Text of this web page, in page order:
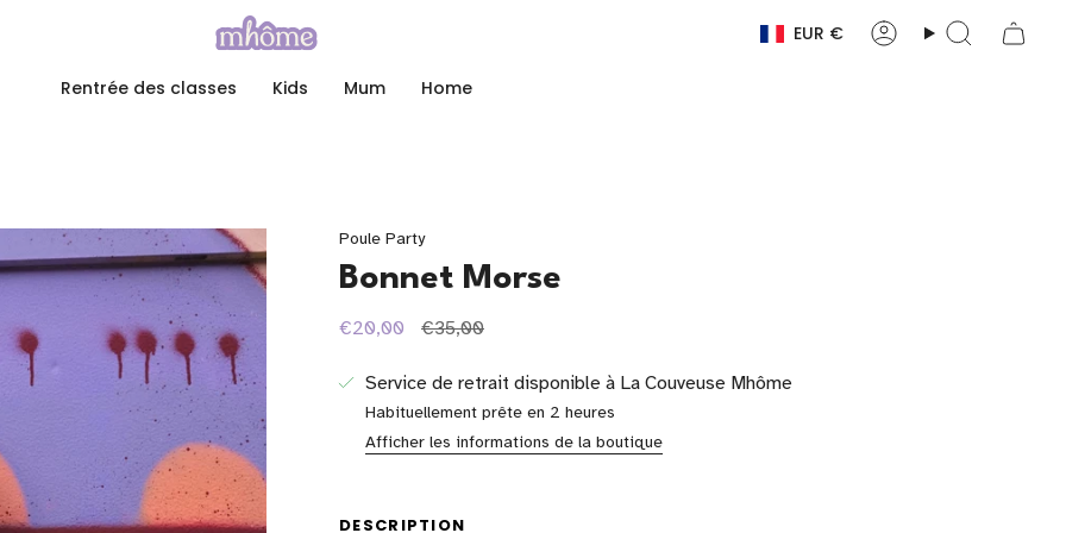
Devise
EUR € CompteRecherche
Rentrée des classes Kids Mum Home
Poule Party
Bonnet Morse
€20,00
Prix
€35,00
Service de retrait disponible à La Couveuse Mhôme
Habituellement prête en 2 heures
Afficher les informations de la boutique
DESCRIPTION